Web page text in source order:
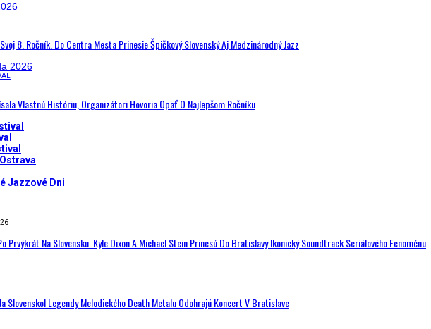
8. Ročník. Do Centra Mesta Prinesie Špičkový Slovenský Aj Medzinárodný Jazz
Vlastnú Históriu, Organizátori Hovoria Opäť O Najlepšom Ročníku
Jazzové Dni
Prvýkrát Na Slovensku. Kyle Dixon A Michael Stein Prinesú Do Bratislavy Ikonický Soundtrack Seriálového Fenoménu
Slovensko! Legendy Melodického Death Metalu Odohrajú Koncert V Bratislave